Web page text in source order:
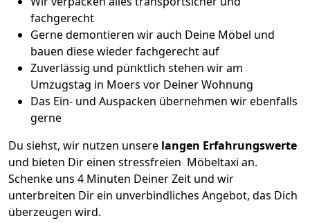
fachgerecht
Gerne demontieren wir auch Deine Möbel und
bauen diese wieder fachgerecht auf
Zuverlässig und pünktlich stehen wir am
Umzugstag in Moers vor Deiner Wohnung
Das Ein- und Auspacken übernehmen wir ebenfalls
gerne
Du siehst, wir nutzen unsere langen Erfahrungswerte
und bieten Dir einen stressfreien Möbeltaxi an.
Schenke uns 4 Minuten Deiner Zeit und wir
unterbreiten Dir ein unverbindliches Angebot, das Dich
überzeugen wird.